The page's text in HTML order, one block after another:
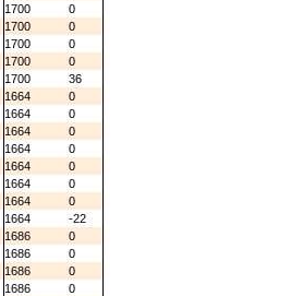
1700
0
1700
0
1700
0
1700
0
1700
36
1664
0
1664
0
1664
0
1664
0
1664
0
1664
0
1664
0
1664
-22
1686
0
1686
0
1686
0
1686
0